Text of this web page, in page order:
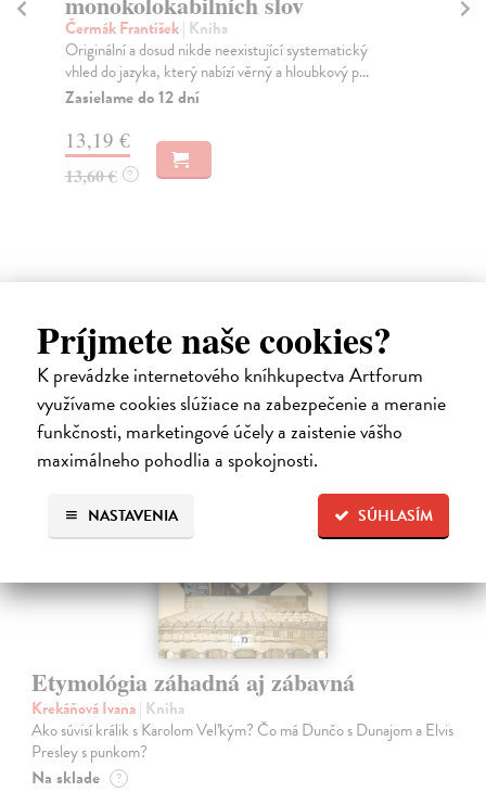
Príjmete naše cookies?
K prevádzke internetového kníhkupectva Artforum
využívame cookies slúžiace na zabezpečenie a meranie
funkčnosti, marketingové účely a zaistenie vášho
maximálneho pohodlia a spokojnosti.
SÚHLASÍM
NASTAVENIA
Čermák František| Kniha
Originální a dosud nikde neexistující systematický
vhled do jazyka, který nabízí věrný a hloubkový p...
Zasielame do 12 dní
13,19 €
13,60 € ?
Ďalšie z kategórie jazykoveda
na sklade
Etymológia záhadná aj zábavná
Krekáňová Ivana| Kniha
Ako súvisí králik s Karolom Veľkým? Čo má Dunčo s Dunajom a Elvis
Presley s punkom?
Na sklade ?